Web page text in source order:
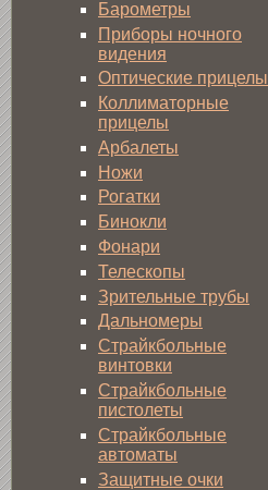
Барометры
Приборы ночного
видения
Оптические прицелы
Коллиматорные
прицелы
Арбалеты
Ножи
Рогатки
Бинокли
Фонари
Телескопы
Зрительные трубы
Дальномеры
Страйкбольные
винтовки
Страйкбольные
пистолеты
Страйкбольные
автоматы
Защитные очки